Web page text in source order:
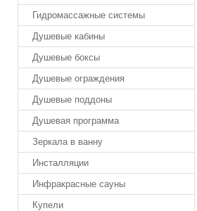
Гидромассажные системы
Душевые кабины
Душевые боксы
Душевые ограждения
Душевые поддоны
Душевая программа
Зеркала в ванну
Инсталляции
Инфракрасные сауны
Купели